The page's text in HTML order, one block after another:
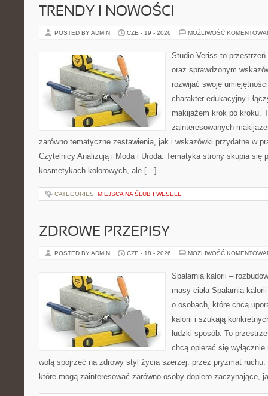
TRENDY I NOWOŚCI
POSTED BY ADMIN CZE - 19 - 2026 MOŻLIWOŚĆ
Studio Veriss to
oraz sprawdzonym
rozwijać swoje
charakter edukacyjny i
makijażem krok po kroku.
zainteresowanych
zarówno tematyczne zestawienia, jak i wskazówki przydatne w
Czytelnicy Analizują i Moda i Uroda. Tematyka strony skupia się
kosmetykach kolorowych, ale […]
CATEGORIES: MIEJSCA NA ŚLUB I WESELE
ZDROWE PRZEPISY
POSTED BY ADMIN CZE - 18 - 2026 MOŻLIWOŚĆ
Spalarnia kalorii –
masy ciała Spalarnia
o osobach, które chcą
kalorii i szukają
ludzki sposób. To
chcą opierać się
wolą spojrzeć na zdrowy styl życia szerzej: przez pryzmat
które mogą zainteresować zarówno osoby dopiero